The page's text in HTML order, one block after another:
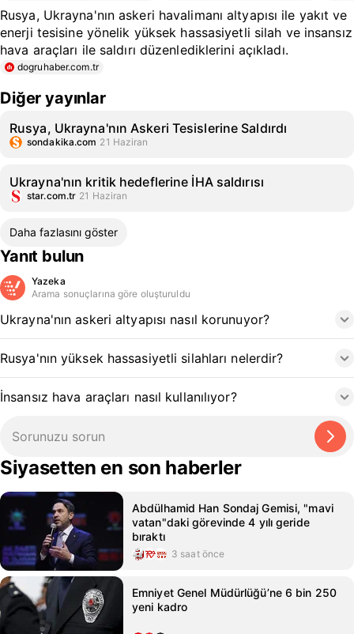
Rusya, Ukrayna'nın askeri havalimanı altyapısı ile yakıt ve
enerji tesisine yönelik yüksek hassasiyetli silah ve insansız
hava araçları ile saldırı düzenlediklerini açıkladı.
dogruhaber.com.tr
Diğer yayınlar
Rusya, Ukrayna'nın Askeri Tesislerine Saldırdı
sondakika.com 21 Haziran
Ukrayna'nın kritik hedeflerine İHA saldırısı
star.com.tr 21 Haziran
Daha fazlasını göster
Yanıt bulun
Yazeka
Arama sonuçlarına göre oluşturuldu
Ukrayna'nın askeri altyapısı nasıl korunuyor?
Rusya'nın yüksek hassasiyetli silahları nelerdir?
İnsansız hava araçları nasıl kullanılıyor?
Siyasetten en son haberler
Abdülhamid Han Sondaj Gemisi, "mavi
vatan"daki görevinde 4 yılı geride
bıraktı
3 saat önce
Emniyet Genel Müdürlüğü’ne 6 bin 250
yeni kadro